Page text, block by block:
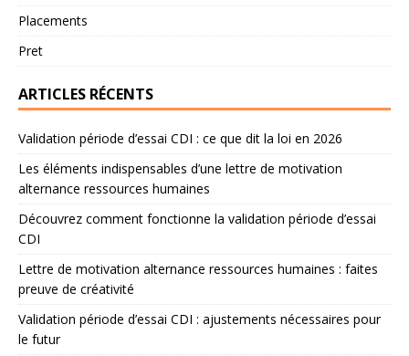
Placements
Pret
ARTICLES RÉCENTS
Validation période d’essai CDI : ce que dit la loi en 2026
Les éléments indispensables d’une lettre de motivation
alternance ressources humaines
Découvrez comment fonctionne la validation période d’essai
CDI
Lettre de motivation alternance ressources humaines : faites
preuve de créativité
Validation période d’essai CDI : ajustements nécessaires pour
le futur